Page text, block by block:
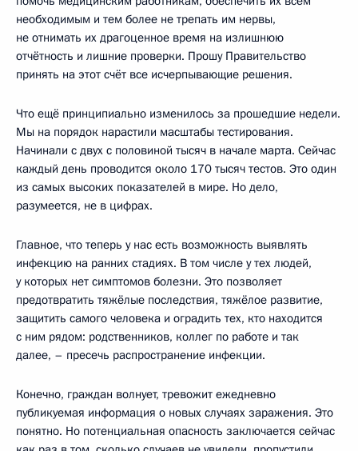
необходимым и тем более не трепать им нервы,
не отнимать их драгоценное время на излишнюю
отчётность и лишние проверки. Прошу Правительство
принять на этот счёт все исчерпывающие решения.
Что ещё принципиально изменилось за прошедшие недели.
Мы на порядок нарастили масштабы тестирования.
Начинали с двух с половиной тысяч в начале марта. Сейчас
каждый день проводится около 170 тысяч тестов. Это один
из самых высоких показателей в мире. Но дело,
разумеется, не в цифрах.
Главное, что теперь у нас есть возможность выявлять
инфекцию на ранних стадиях. В том числе у тех людей,
у которых нет симптомов болезни. Это позволяет
предотвратить тяжёлые последствия, тяжёлое развитие,
защитить самого человека и оградить тех, кто находится
с ним рядом: родственников, коллег по работе и так
далее, – пресечь распространение инфекции.
Конечно, граждан волнует, тревожит ежедневно
публикуемая информация о новых случаях заражения. Это
понятно. Но потенциальная опасность заключается сейчас